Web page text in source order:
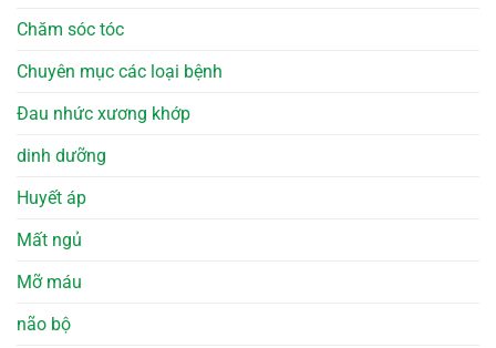
Chăm sóc tóc
Chuyên mục các loại bệnh
Đau nhức xương khớp
dinh dưỡng
Huyết áp
Mất ngủ
Mỡ máu
não bộ